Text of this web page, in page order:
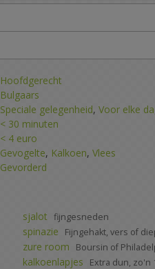
Hoofdgerecht
Bulgaars
Speciale gelegenheid, Voor elke
< 30 minuten
< 4 euro
Gevogelte, Kalkoen, Vlees
Gevorderd
sjalot fijngesneden
spinazie Fijngehakt, vers of
zure room Boursin of
kalkoenlapjes Extra dun, zo'n